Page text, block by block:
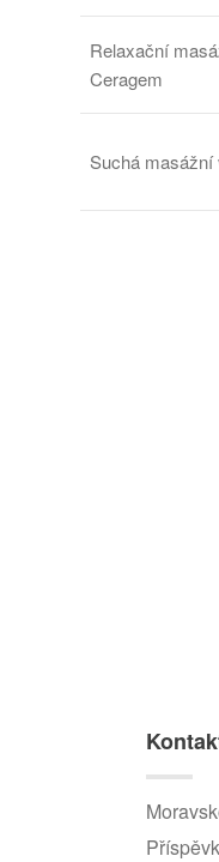
Relaxační
Ceragem
Suchá masážní